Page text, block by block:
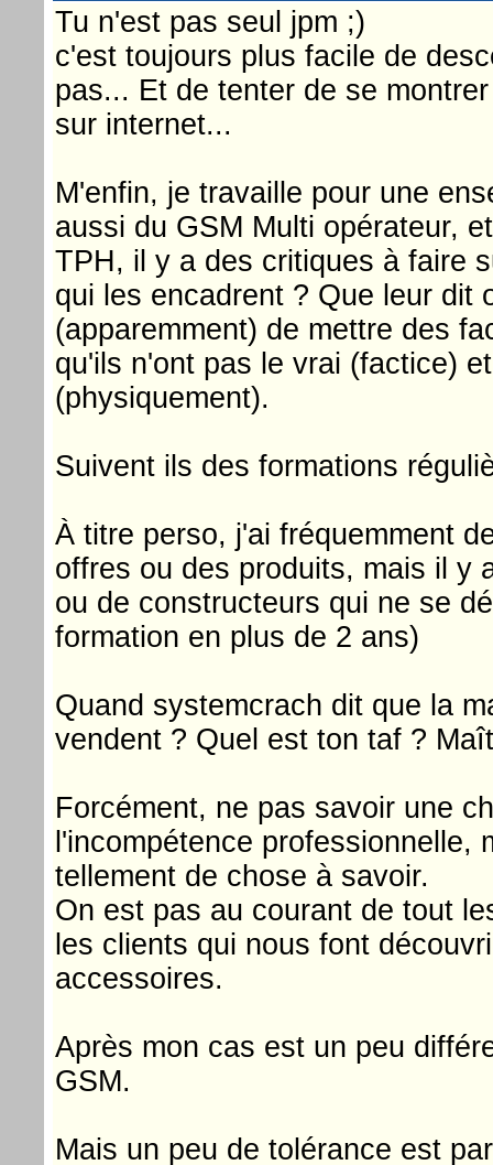
Tu n'est pas seul jpm ;)
c'est toujours plus facile de
pas... Et de tenter de se
sur internet...
M'enfin, je travaille pour une
aussi du GSM Multi opérateur,
TPH, il y a des critiques à faire
qui les encadrent ? Que leur dit
(apparemment) de mettre des
qu'ils n'ont pas le vrai (factice)
(physiquement).
Suivent ils des formations
À titre perso, j'ai fréquemment
offres ou des produits, mais il y
ou de constructeurs qui ne se
formation en plus de 2 ans)
Quand systemcrach dit que la
vendent ? Quel est ton taf ?
Forcément, ne pas savoir une
l'incompétence professionnelle,
tellement de chose à savoir.
On est pas au courant de tout
les clients qui nous font
accessoires.
Après mon cas est un peu
GSM.
Mais un peu de tolérance est